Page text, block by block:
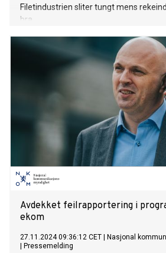
Filetindustrien sliter tungt mens
bra.
Avdekket feilrapportering i
ekom
27.11.2024 09:36:12 CET
Nasjonal
Pressemelding